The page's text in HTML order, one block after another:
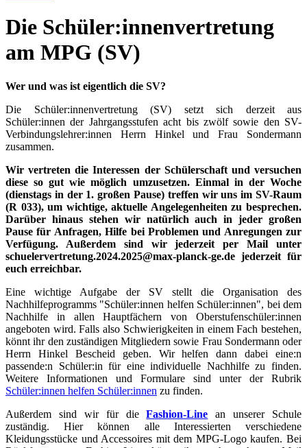
Die Schüler:innenvertretung
am MPG (SV)
Wer und was ist eigentlich die SV?
Die Schüler:innenvertretung (SV) setzt sich derzeit aus
Schüler:innen der Jahrgangsstufen acht bis zwölf sowie den SV-
Verbindungslehrer:innen Herrn Hinkel und Frau Sondermann
zusammen.
Wir vertreten die Interessen der Schülerschaft und versuchen
diese so gut wie möglich umzusetzen. Einmal in der Woche
(dienstags in der 1. großen Pause) treffen wir uns im SV-Raum
(R 033), um wichtige, aktuelle Angelegenheiten zu besprechen.
Darüber hinaus stehen wir natürlich auch in jeder großen
Pause für Anfragen, Hilfe bei Problemen und Anregungen zur
Verfügung. Außerdem sind wir jederzeit per Mail unter
schuelervertretung.2024.2025@max-planck-ge.de jederzeit für
euch erreichbar.
Eine wichtige Aufgabe der SV stellt die Organisation des
Nachhilfeprogramms "Schüler:innen helfen Schüler:innen", bei dem
Nachhilfe in allen Hauptfächern von Oberstufenschüler:innen
angeboten wird. Falls also Schwierigkeiten in einem Fach bestehen,
könnt ihr den zuständigen Mitgliedern sowie Frau Sondermann oder
Herrn Hinkel Bescheid geben. Wir helfen dann dabei eine:n
passende:n Schüler:in für eine individuelle Nachhilfe zu finden.
Weitere Informationen und Formulare sind unter der Rubrik
Schüler:innen helfen Schüler:innen zu finden.
Außerdem sind wir für dieFashion-Line an unserer Schule
zuständig. Hier können alle Interessierten verschiedene
Kleidungsstücke und Accessoires mit dem MPG-Logo kaufen. Bei